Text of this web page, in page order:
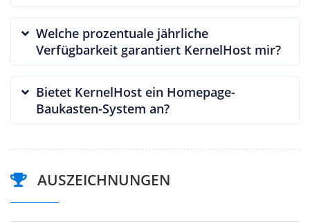
Welche prozentuale jährliche
Verfügbarkeit garantiert KernelHost mir?
Bietet KernelHost ein Homepage-
Baukasten-System an?
AUSZEICHNUNGEN